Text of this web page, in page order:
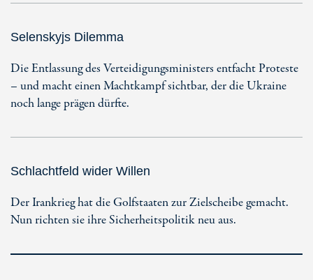
Selenskyjs Dilemma
Die Entlassung des Verteidigungsministers entfacht Proteste
– und macht einen Machtkampf sichtbar, der die Ukraine
noch lange prägen dürfte.
Schlachtfeld wider Willen
Der Irankrieg hat die Golfstaaten zur Zielscheibe gemacht.
Nun richten sie ihre Sicherheitspolitik neu aus.